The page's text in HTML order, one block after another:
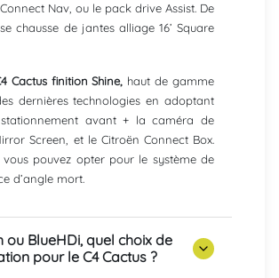
Nav, ou le pack drive Assist. De
chausse de jantes alliage 16’ Square
Cactus finition Shine, haut de gamme
dernières technologies en adoptant
stationnement avant + la caméra de
Screen, et le Citroën Connect Box.
pouvez opter pour le système de
d’angle mort.
ou BlueHDi, quel choix de
pour le C4 Cactus ?